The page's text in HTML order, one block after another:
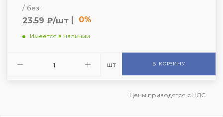
/ без:
23.59 ₽/шт | 0%
Имеется в наличии
шт В КОРЗИНУ
Цены приводятся с НДС